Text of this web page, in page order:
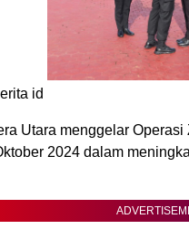
id
Utara menggelar
2024 dalam